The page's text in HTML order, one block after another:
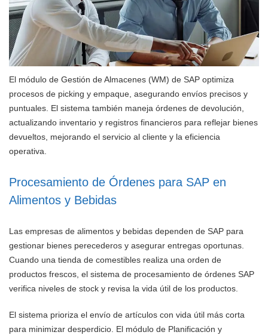
El módulo de Gestión de Almacenes (WM) de SAP optimiza
procesos de picking y empaque, asegurando envíos precisos y
puntuales. El sistema también maneja órdenes de devolución,
actualizando inventario y registros financieros para reflejar bienes
devueltos, mejorando el servicio al cliente y la eficiencia
operativa.
Procesamiento de Órdenes para SAP en
Alimentos y Bebidas
Las empresas de alimentos y bebidas dependen de SAP para
gestionar bienes perecederos y asegurar entregas oportunas.
Cuando una tienda de comestibles realiza una orden de
productos frescos, el sistema de procesamiento de órdenes SAP
verifica niveles de stock y revisa la vida útil de los productos.
El sistema prioriza el envío de artículos con vida útil más corta
para minimizar desperdicio. El módulo de Planificación y